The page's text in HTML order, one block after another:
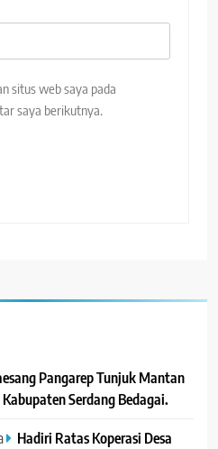
situs web saya pada
saya berikutnya.
Pangarep Tunjuk Mantan
Serdang Bedagai.
Hadiri Ratas Koperasi Desa